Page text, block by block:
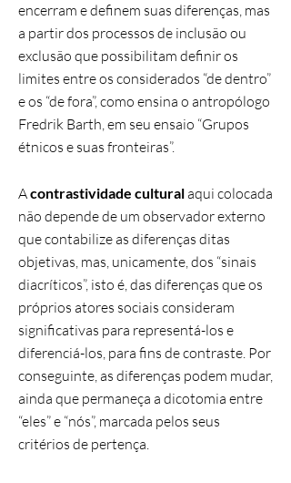
encerram e definem suas diferenças, mas
a partir dos processos de inclusão ou
exclusão que possibilitam definir os
limites entre os considerados “de dentro”
e os “de fora”, como ensina o antropólogo
Fredrik Barth, em seu ensaio “Grupos
étnicos e suas fronteiras”.
Acontrastividade culturalaqui colocada
não depende de um observador externo
que contabilize as diferenças ditas
objetivas, mas, unicamente, dos “sinais
diacríticos”, isto é, das diferenças que os
próprios atores sociais consideram
significativas para representá-los e
diferenciá-los, para fins de contraste. Por
conseguinte, as diferenças podem mudar,
ainda que permaneça a dicotomia entre
“eles” e “nós”, marcada pelos seus
critérios de pertença.